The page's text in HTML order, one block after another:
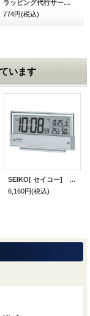
ラッピング代行サービス レディース用 和柄 ピンク
774円(税込)
います
SEIKO[ セイコー] セイコークロック SQ773S 電波目覚まし時計 正規品
6,160円(税込)